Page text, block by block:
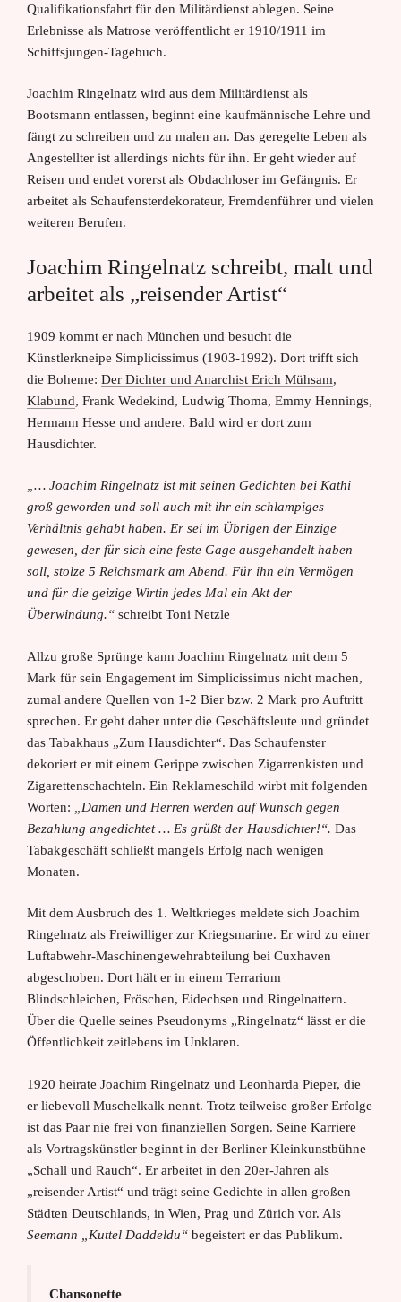
Qualifikationsfahrt für den Militärdienst ablegen. Seine
Erlebnisse als Matrose veröffentlicht er 1910/1911 im
Schiffsjungen-Tagebuch.
Joachim Ringelnatz wird aus dem Militärdienst als
Bootsmann entlassen, beginnt eine kaufmännische Lehre und
fängt zu schreiben und zu malen an. Das geregelte Leben als
Angestellter ist allerdings nichts für ihn. Er geht wieder auf
Reisen und endet vorerst als Obdachloser im Gefängnis. Er
arbeitet als Schaufensterdekorateur, Fremdenführer und vielen
weiteren Berufen.
Joachim Ringelnatz schreibt, malt und
arbeitet als „reisender Artist“
1909 kommt er nach München und besucht die
Künstlerkneipe Simplicissimus (1903-1992). Dort trifft sich
die Boheme: Der Dichter und Anarchist Erich Mühsam,
Klabund, Frank Wedekind, Ludwig Thoma, Emmy Hennings,
Hermann Hesse und andere. Bald wird er dort zum
Hausdichter.
„… Joachim Ringelnatz ist mit seinen Gedichten bei Kathi
groß geworden und soll auch mit ihr ein schlampiges
Verhältnis gehabt haben. Er sei im Übrigen der Einzige
gewesen, der für sich eine feste Gage ausgehandelt haben
soll, stolze 5 Reichsmark am Abend. Für ihn ein Vermögen
und für die geizige Wirtin jedes Mal ein Akt der
Überwindung.“ schreibt Toni Netzle
Allzu große Sprünge kann Joachim Ringelnatz mit dem 5
Mark für sein Engagement im Simplicissimus nicht machen,
zumal andere Quellen von 1-2 Bier bzw. 2 Mark pro Auftritt
sprechen. Er geht daher unter die Geschäftsleute und gründet
das Tabakhaus „Zum Hausdichter“. Das Schaufenster
dekoriert er mit einem Gerippe zwischen Zigarrenkisten und
Zigarettenschachteln. Ein Reklameschild wirbt mit folgenden
Worten:
„Damen und Herren werden auf Wunsch gegen
Bezahlung angedichtet … Es grüßt der Hausdichter!“. Das
Tabakgeschäft schließt mangels Erfolg nach wenigen
Monaten.
Mit dem Ausbruch des 1. Weltkrieges meldete sich Joachim
Ringelnatz als Freiwilliger zur Kriegsmarine. Er wird zu einer
Luftabwehr-Maschinengewehrabteilung bei Cuxhaven
abgeschoben. Dort hält er in einem Terrarium
Blindschleichen, Fröschen, Eidechsen und Ringelnattern.
Über die Quelle seines Pseudonyms „Ringelnatz“ lässt er die
Öffentlichkeit zeitlebens im Unklaren.
1920 heirate Joachim Ringelnatz und Leonharda Pieper, die
er liebevoll Muschelkalk nennt. Trotz teilweise großer Erfolge
ist das Paar nie frei von finanziellen Sorgen. Seine Karriere
als Vortragskünstler beginnt in der Berliner Kleinkunstbühne
„Schall und Rauch“. Er arbeitet in den 20er-Jahren als
„reisender Artist“ und trägt seine Gedichte in allen großen
Städten Deutschlands, in Wien, Prag und Zürich vor. Als
Seemann „Kuttel Daddeldu“ begeistert er das Publikum.
Chansonette